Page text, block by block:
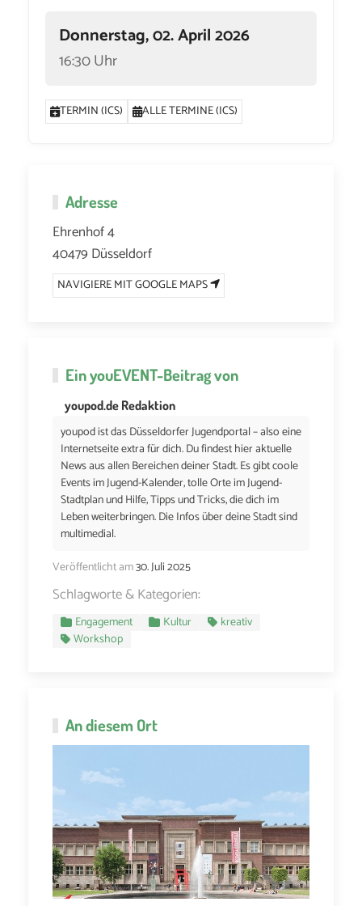
Donnerstag, 02. April 2026
16:30 Uhr
TERMIN (ICS) ALLE TERMINE (ICS)
Adresse
Ehrenhof 4
40479 Düsseldorf
NAVIGIERE MIT GOOGLE MAPS
EinyouEVENT-Beitrag von
youpod.de Redaktion
youpod ist das Düsseldorfer Jugendportal – also eine
Internetseite extra für dich. Du findest hier aktuelle
News aus allen Bereichen deiner Stadt. Es gibt coole
Events im Jugend-Kalender, tolle Orte im Jugend-
Stadtplan und Hilfe, Tipps und Tricks, die dich im
Leben weiterbringen. Die Infos über deine Stadt sind
multimedial.
Veröffentlicht am30. Juli 2025
Schlagworte & Kategorien:
Engagement Kultur
kreativ
Workshop
An diesem Ort